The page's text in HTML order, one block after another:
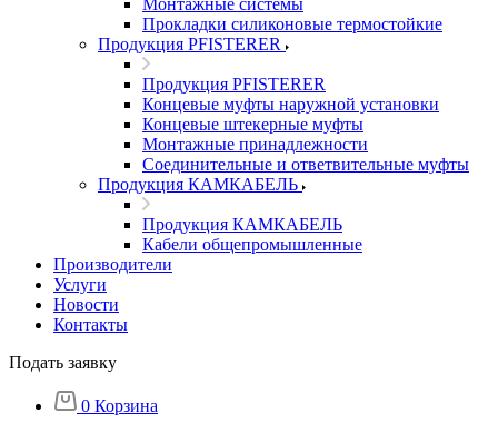
Монтажные системы
Прокладки силиконовые термостойкие
Продукция PFISTERER
Продукция PFISTERER
Концевые муфты наружной установки
Концевые штекерные муфты
Монтажные принадлежности
Соединительные и ответвительные муфты
Продукция КАМКАБЕЛЬ
Продукция КАМКАБЕЛЬ
Кабели общепромышленные
Производители
Услуги
Новости
Контакты
Подать заявку
0 Корзина